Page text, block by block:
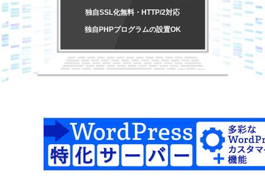
独自SSL化無料・HTTP/2対応
独自PHPプログラムの設置OK